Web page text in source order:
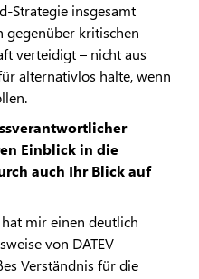
Strategie insgesamt
gegenüber kritischen
verteidigt – nicht aus
alternativlos halte, wenn
Einblick in die
auch Ihr Blick auf
mir einen deutlich
von DATEV
Verständnis für die